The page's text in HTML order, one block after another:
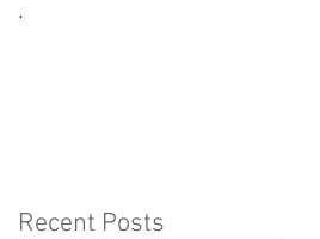
.
Recent Posts